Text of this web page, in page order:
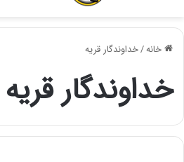
خانه/خداوندگار قریه
خداوندگار قریه